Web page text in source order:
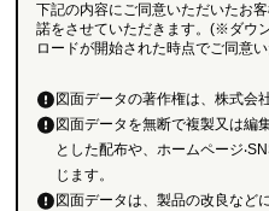
下記の内容にご同意いただいたお
諾をさせていただきます。(※ダウ
ロードが開始された時点でご同意
図面データの著作権は、株式会
図面データを無断で複製又は編
とした配布や、ホームページ
じます。
図面データは、製品の改良など